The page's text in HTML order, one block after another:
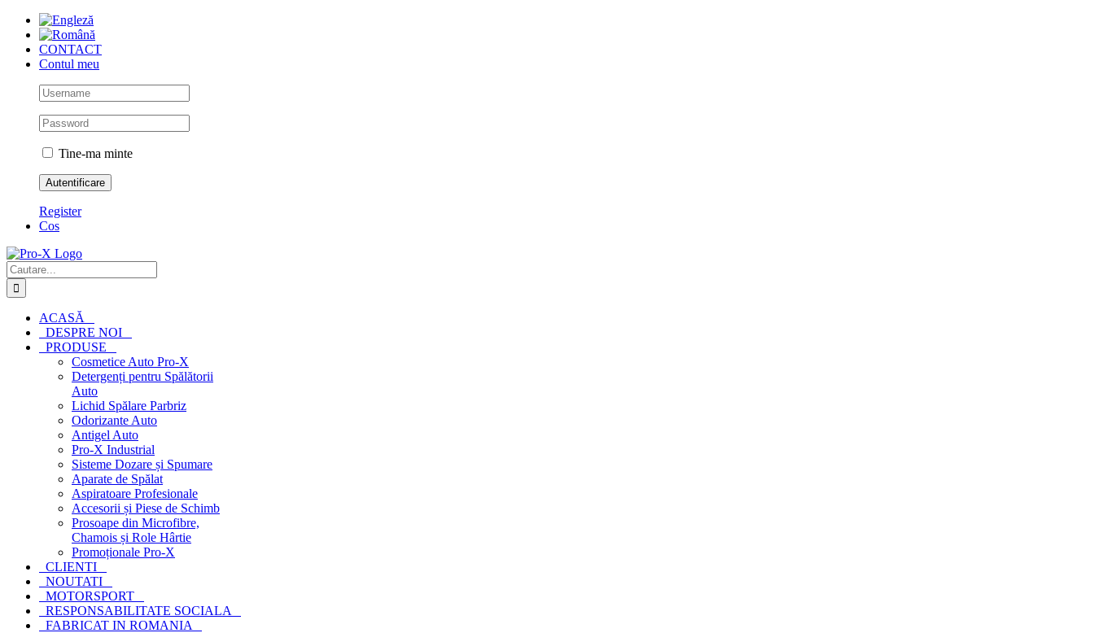
Skip
contentCONTACT
Contul meu
Tine-ma minte
Register
Cos
Cautare...
ACASĂ
DESPRE NOI
PRODUSE
Cosmetice Auto Pro-X
Detergenți pentru Spălătorii
Auto
Lichid Spălare Parbriz
Odorizante Auto
Antigel Auto
Pro-X Industrial
Sisteme Dozare și Spumare
Aparate de Spălat
Aspiratoare Profesionale
Accesorii și Piese de Schimb
Prosoape din Microfibre,
Chamois și Role Hârtie
Promoționale Pro-X
CLIENTI
NOUTATI
MOTORSPORT
RESPONSABILITATE SOCIALA
FABRICAT IN ROMANIA